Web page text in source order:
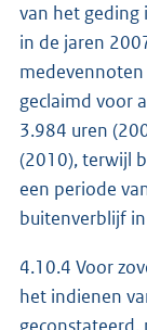
van het geding
in de jaren
geclaimd voor
3.984 uren
(2010), terwijl
een periode
buitenverblijf
4.10.4 Voor
het indienen